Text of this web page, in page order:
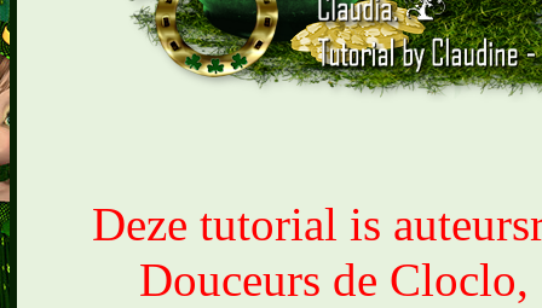
Deze tutorial is
Douceurs de